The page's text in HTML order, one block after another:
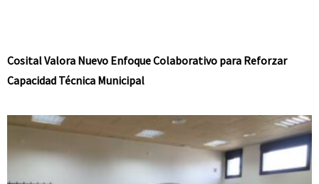
Cosital Valora Nuevo Enfoque Colaborativo para Reforzar
Capacidad Técnica Municipal